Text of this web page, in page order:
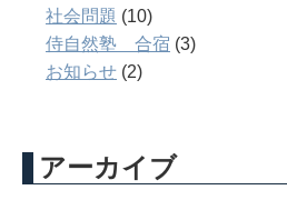
社会問題 (10)
侍自然塾 合宿 (3)
お知らせ (2)
アーカイブ